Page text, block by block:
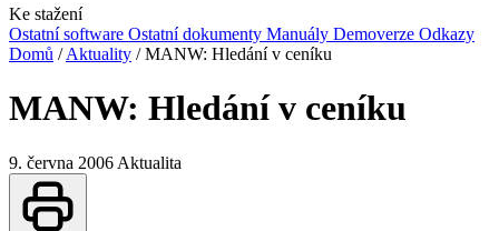
Ke stažení
Ostatní software Ostatní dokumenty Manuály Demoverze Odkazy
Domů / Aktuality / MANW: Hledání v ceníku
MANW: Hledání v ceníku
9. června 2006 Aktualita